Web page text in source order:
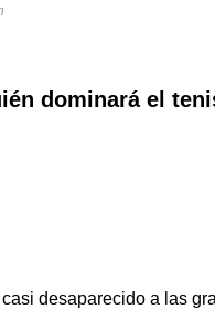
dominará el
desaparecido a las